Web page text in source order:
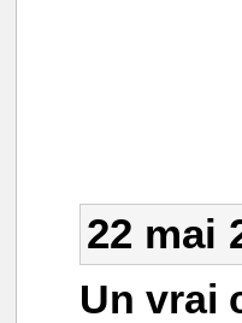
22 mai
Un vrai